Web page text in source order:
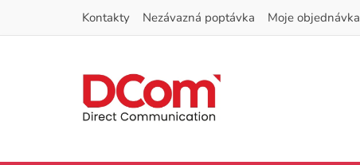
Kontakty Nezávazná poptávka Moje objednávka